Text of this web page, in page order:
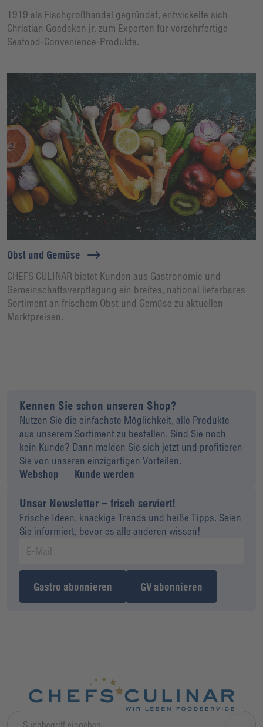
1919 als Fischgroßhandel gegründet, entwickelte sich
Christian Goedeken jr. zum Experten für verzehrfertige
Seafood-Convenience-Produkte.
Obst und Gemüse
CHEFS CULINAR bietet Kunden aus Gastronomie und
Gemeinschaftsverpflegung ein breites, national lieferbares
Sortiment an frischem Obst und Gemüse zu aktuellen
Marktpreisen.
Kennen Sie schon unseren Shop?
Nutzen Sie die einfachste Möglichkeit, alle Produkte
aus unserem Sortiment zu bestellen. Sind Sie noch
kein Kunde? Dann melden Sie sich jetzt und profitieren
Sie von unseren einzigartigen Vorteilen.
Webshop
Kunde werden
Unser Newsletter – frisch serviert!
Frische Ideen, knackige Trends und heiße Tipps. Seien
Sie informiert, bevor es alle anderen wissen!
Gastro abonnieren GV abonnieren